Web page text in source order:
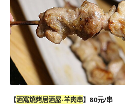
【酒窩燒烤居酒屋-羊肉串】80元/串